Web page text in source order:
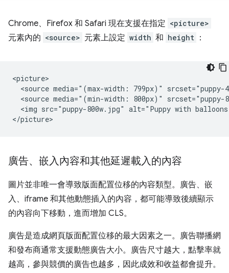
Chrome、Firefox 和 Safari 現在支援在指定 <picture>
元素內的 <source> 元素上設定 width 和 height ：
<picture>
<source media="(max-width: 799px)"
<source media="(min-width: 800px)"
<img src="puppy-800w.jpg" alt="Puppy with
廣告、嵌入內容和其他延遲載入的內容
圖片並非唯一會導致版面配置位移的內容類型。廣告、嵌
入、iframe 和其他動態插入的內容，都可能導致後續顯示
的內容向下移動，進而增加 CLS。
廣告是造成網頁版面配置位移的最大因素之一。廣告聯播網
和發布商通常支援動態廣告大小。廣告尺寸越大，點擊率就
越高，參與競價的廣告也越多，因此成效和收益都會提升。